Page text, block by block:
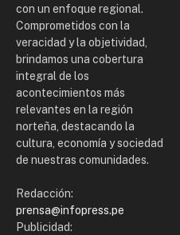
con un enfoque regional.
Comprometidos con la
veracidad y la objetividad,
brindamos una cobertura
integral de los
acontecimientos más
relevantes en la región
norteña, destacando la
cultura, economía y sociedad
de nuestras comunidades.
Redacción:
prensa@infopress.pe
Publicidad: